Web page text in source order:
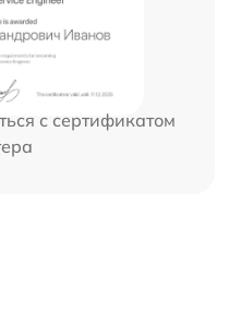
с сертификатом